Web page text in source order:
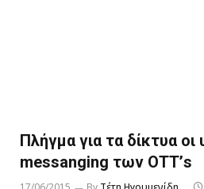
Πλήγμα για τα δίκτυα
messanging των ΟΤΤ’s